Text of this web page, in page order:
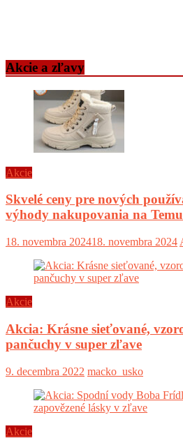
Akcie a zľavy
Akcie
Skvelé ceny pre nových
výhody nakupovania na Temu
18. novembra 202418. novembra 2024
Akcie
Akcia: Krásne sieťované,
pančuchy v super zľave
9. decembra 2022 macko_usko
Akcie